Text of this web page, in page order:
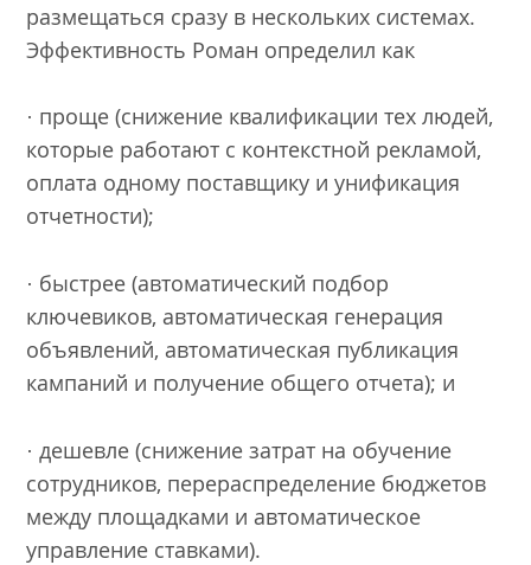
размещаться сразу в нескольких системах.
Эффективность Роман определил как
· проще (снижение квалификации тех людей,
которые работают с контекстной рекламой,
оплата одному поставщику и унификация
отчетности);
· быстрее (автоматический подбор
ключевиков, автоматическая генерация
объявлений, автоматическая публикация
кампаний и получение общего отчета); и
· дешевле (снижение затрат на обучение
сотрудников, перераспределение бюджетов
между площадками и автоматическое
управление ставками).